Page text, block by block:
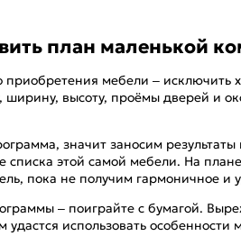
план маленькой
приобретения мебели –
высоту, проёмы дверей и
значит заносим
списка этой самой мебели. На
пока не получим гармоничное и
– поиграйте с бумагой.
удастся использовать